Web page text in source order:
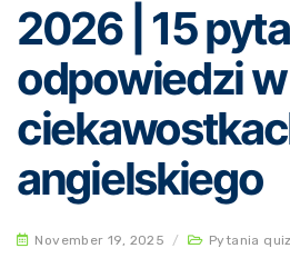
2026 | 15
odpowiedzi
angielskiego
November 19, 2025 / Pytania